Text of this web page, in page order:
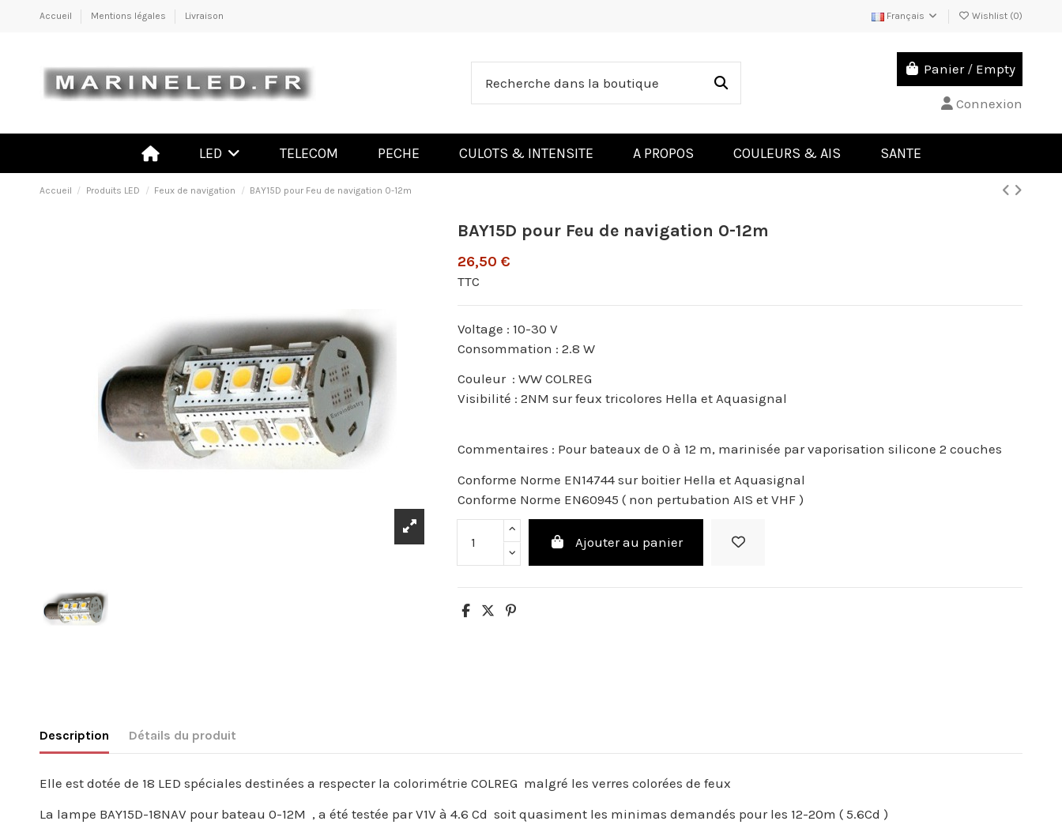
Accueil Mentions légales Livraison Français Wishlist (0)
Panier / Empty
Connexion
LED TELECOM PECHE CULOTS & INTENSITE A PROPOS COULEURS & AIS SANTE
Accueil Produits LED Feux de navigation BAY15D pour Feu de navigation 0-12m
BAY15D pour Feu de navigation 0-12m
26,50 €
TTC
Voltage : 10-30 V
Consommation : 2.8 W
Couleur : WW COLREG
Visibilité : 2NM sur feux tricolores Hella et Aquasignal
Commentaires : Pour bateaux de 0 à 12 m, marinisée par vaporisation silicone 2 couches
Conforme Norme EN14744 sur boitier Hella et Aquasignal
Conforme Norme EN60945 ( non pertubation AIS et VHF )
Ajouter au panier
Description Détails du produit
Elle est dotée de 18 LED spéciales destinées a respecter la colorimétrie COLREG malgré les verres colorées de feux
La lampe BAY15D-18NAV pour bateau 0-12M , a été testée par V1V à 4.6 Cd soit quasiment les minimas demandés pour les 12-20m ( 5.6Cd )